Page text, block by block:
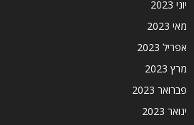
יוני 2023
מאי 2023
אפריל 2023
מרץ 2023
פברואר 2023
ינואר 2023